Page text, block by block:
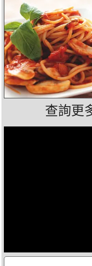
查詢更